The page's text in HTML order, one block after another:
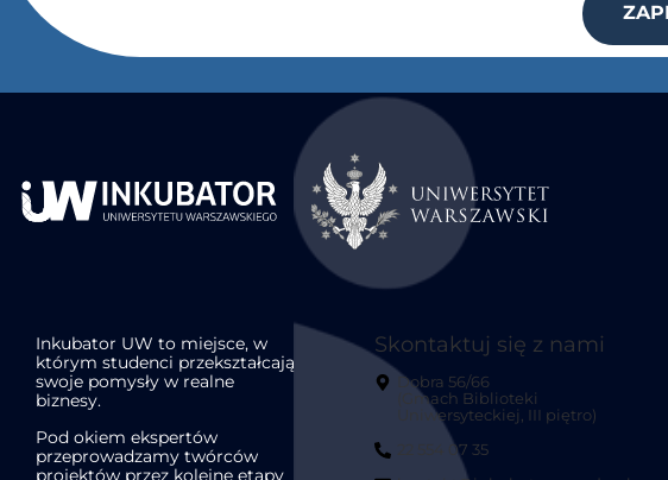
Inkubator UW to miejsce, w
którym studenci przekształcają
swoje pomysły w realne
biznesy.
Pod okiem ekspertów
przeprowadzamy twórców
projektów przez kolejne etapy
Skontaktuj się z nami
Dobra 56/66
(Gmach Biblioteki
Uniwersyteckiej, III piętro)
22 554 07 35